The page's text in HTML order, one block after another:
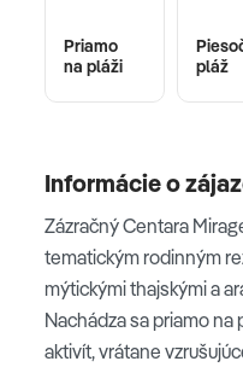
Priamo
na pláži
pláž
Informácie o
Zázračný Centara
tematickým rodinným
mýtickými thajskými a
Nachádza sa priamo na
aktivít, vrátane